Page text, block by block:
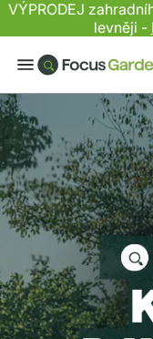
VÝPRODEJ
levněji -